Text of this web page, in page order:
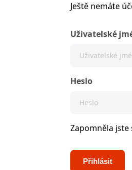
Ještě nemáte
Uživatelské
Heslo
Zapomněla jste